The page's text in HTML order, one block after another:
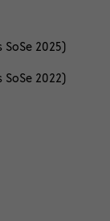
2025)
2022)